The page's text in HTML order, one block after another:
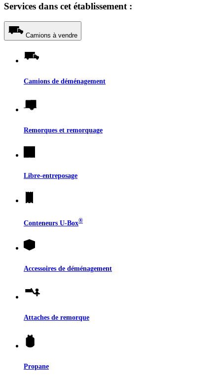
Services dans cet établissement :
Camions à vendre
Camions de déménagement
Remorques et remorquage
Libre-entreposage
Conteneurs U-Box®
Accessoires de déménagement
Attaches de remorque
Propane